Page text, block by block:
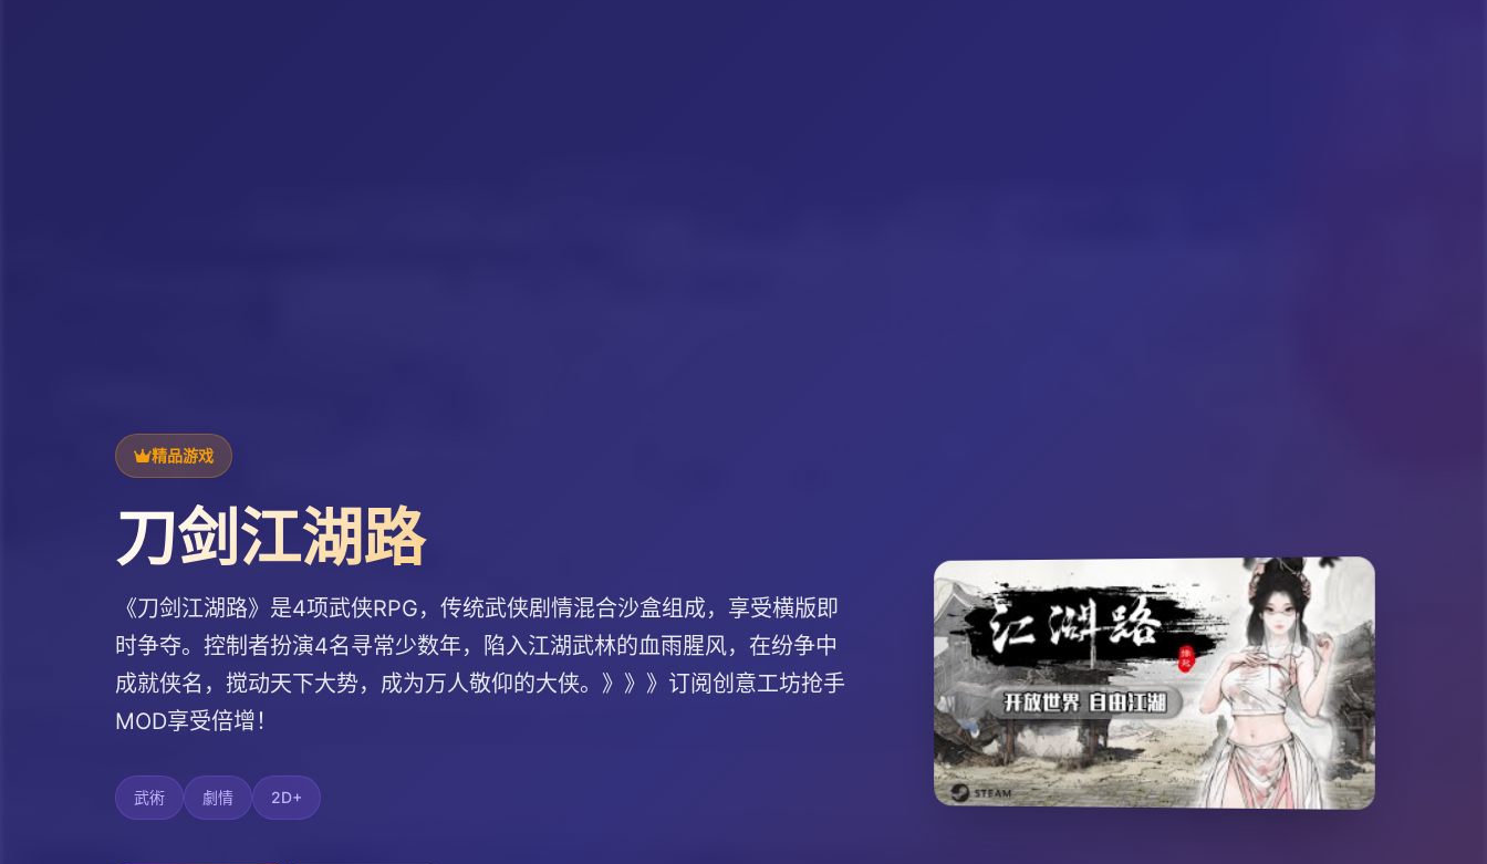
精品游戏
刀剑江湖路
《刀剑江湖路》是4项武侠RPG，传统武侠剧情混合沙盒组成，享受横版即
时争夺。控制者扮演4名寻常少数年，陷入江湖武林的血雨腥风，在纷争中
成就侠名，搅动天下大势，成为万人敬仰的大侠。》》》订阅创意工坊抢手
MOD享受倍增！
武術 劇情 2D+